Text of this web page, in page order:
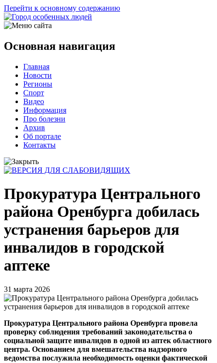
Перейти к основному содержанию
Основная навигация
Главная
Новости
Регионы
Спорт
Видео
Информация
Про болезни
Архив
Об портале
Контакты
Прокуратура Центрального
района Оренбурга добилась
устранения барьеров для
инвалидов в городской
аптеке
31 марта 2026
Прокуратура Центрального района Оренбурга провела
проверку соблюдения требований законодательства о
социальной защите инвалидов в одной из аптек областного
центра. Основанием для вмешательства надзорного
ведомства послужила необходимость оценки фактической